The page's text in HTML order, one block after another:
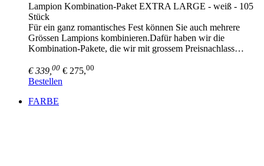
Lampion Kombination-Paket EXTRA LARGE - weiß - 105
Stück
Für ein ganz romantisches Fest können Sie auch mehrere
Grössen Lampions kombinieren.Dafür haben wir die
Kombination-Pakete, die wir mit grossem Preisnachlass…
€ 339, 00 € 275,00
Bestellen
FARBE